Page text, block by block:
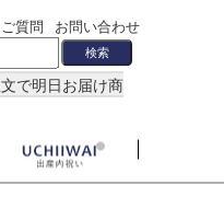
質問 お問い合わせ
で明日お届け商